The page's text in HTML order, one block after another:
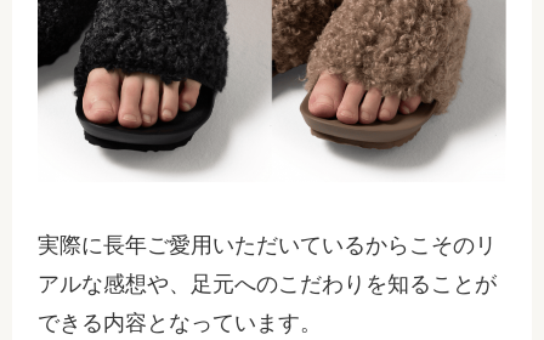
実際に長年ご愛用いただいているからこそのリ
アルな感想や、足元へのこだわりを知ることが
できる内容となっています。